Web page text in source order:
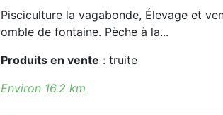
Pisciculture la vagabonde, Élevage et
omble de fontaine. Pèche à la...
Produits en vente : truite
Environ 16.2 km